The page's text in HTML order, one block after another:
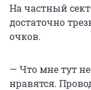
На частный
достаточно
очков.
— Что мне тут
нравятся.